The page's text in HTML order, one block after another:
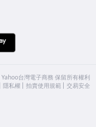
Yahoo台灣電子商務 保留所有權利
隱私權 拍賣使用規範 交易安全